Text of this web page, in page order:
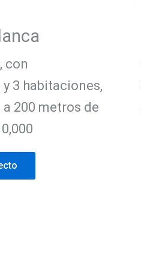
con
3 habitaciones,
200 metros de